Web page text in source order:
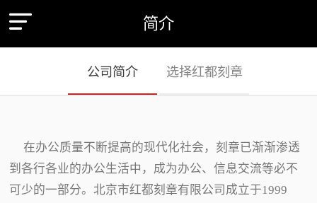
简介
公司简介 选择红都刻章
在办公质量不断提高的现代化社会，刻章已渐渐渗透
到各行各业的办公生活中，成为办公、信息交流等必不
可少的一部分。北京市红都刻章有限公司成立于1999